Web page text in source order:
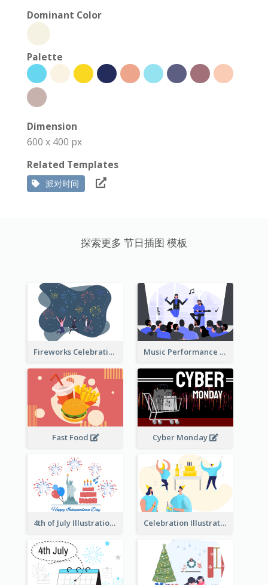
Dominant Color
Palette
Dimension
600 x 400 px
Related Templates
派对时间
探索更多 节日插图 模板
Fireworks Celebration Illustration Music Performance Illustration
Fast Food Cyber Monday
4th of July Illustration Celebration Illustration